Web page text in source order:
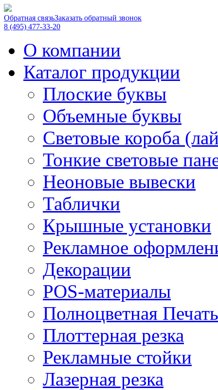
Обратная связьЗаказать обратный звонок
8 (495) 477-33-20
О компании
Каталог продукции
Плоские буквы
Объемные буквы
Световые короба
Тонкие световые
Неоновые вывески
Таблички
Крышные установки
Рекламное
Декорации
POS-материалы
Полноцветная Печать
Плоттерная резка
Рекламные стойки
Лазерная резка